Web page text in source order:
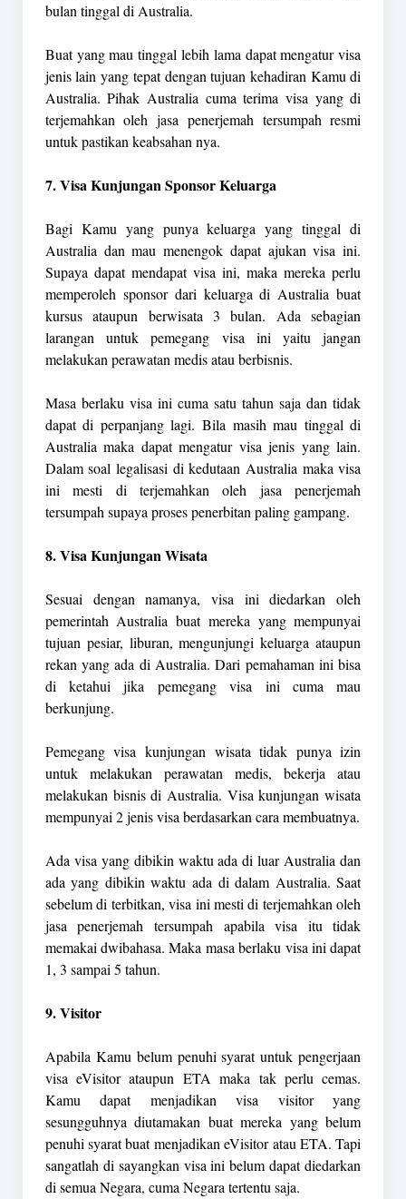
bulan tinggal di Australia.
Buat yang mau tinggal lebih lama dapat mengatur visa
jenis lain yang tepat dengan tujuan kehadiran Kamu di
Australia. Pihak Australia cuma terima visa yang di
terjemahkan oleh jasa penerjemah tersumpah resmi
untuk pastikan keabsahan nya.
7. Visa Kunjungan Sponsor Keluarga
Bagi Kamu yang punya keluarga yang tinggal di
Australia dan mau menengok dapat ajukan visa ini.
Supaya dapat mendapat visa ini, maka mereka perlu
memperoleh sponsor dari keluarga di Australia buat
kursus ataupun berwisata 3 bulan. Ada sebagian
larangan untuk pemegang visa ini yaitu jangan
melakukan perawatan medis atau berbisnis.
Masa berlaku visa ini cuma satu tahun saja dan tidak
dapat di perpanjang lagi. Bila masih mau tinggal di
Australia maka dapat mengatur visa jenis yang lain.
Dalam soal legalisasi di kedutaan Australia maka visa
ini mesti di terjemahkan oleh jasa penerjemah
tersumpah supaya proses penerbitan paling gampang.
8. Visa Kunjungan Wisata
Sesuai dengan namanya, visa ini diedarkan oleh
pemerintah Australia buat mereka yang mempunyai
tujuan pesiar, liburan, mengunjungi keluarga ataupun
rekan yang ada di Australia. Dari pemahaman ini bisa
di ketahui jika pemegang visa ini cuma mau
berkunjung.
Pemegang visa kunjungan wisata tidak punya izin
untuk melakukan perawatan medis, bekerja atau
melakukan bisnis di Australia. Visa kunjungan wisata
mempunyai 2 jenis visa berdasarkan cara membuatnya.
Ada visa yang dibikin waktu ada di luar Australia dan
ada yang dibikin waktu ada di dalam Australia. Saat
sebelum di terbitkan, visa ini mesti di terjemahkan oleh
jasa penerjemah tersumpah apabila visa itu tidak
memakai dwibahasa. Maka masa berlaku visa ini dapat
1, 3 sampai 5 tahun.
9. Visitor
Apabila Kamu belum penuhi syarat untuk pengerjaan
visa eVisitor ataupun ETA maka tak perlu cemas.
Kamu dapat menjadikan visa visitor yang
sesungguhnya diutamakan buat mereka yang belum
penuhi syarat buat menjadikan eVisitor atau ETA. Tapi
sangatlah di sayangkan visa ini belum dapat diedarkan
di semua Negara, cuma Negara tertentu saja.